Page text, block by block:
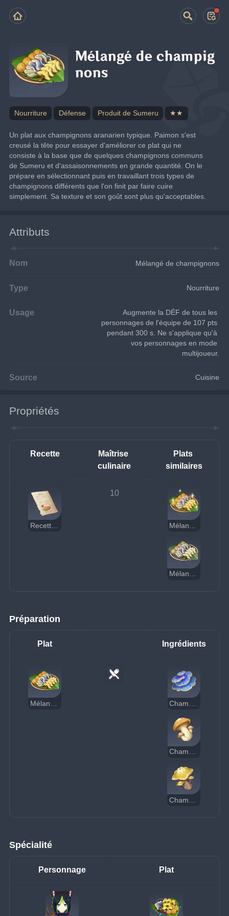
Mélangé de champig
nons
Nourriture Défense Produit de Sumeru ★★
Un plat aux champignons aranarien typique. Paimon s'est
creusé la tête pour essayer d'améliorer ce plat qui ne
consiste à la base que de quelques champignons communs
de Sumeru et d'assaisonnements en grande quantité. On le
prépare en sélectionnant puis en travaillant trois types de
champignons différents que l'on finit par faire cuire
simplement. Sa texture et son goût sont plus qu'acceptables.
Attributs
Nom Mélangé de champignons
Type Nourriture
Usage
Augmente la DÉF de tous les
personnages de l'équipe de 107 pts
pendant 300 s. Ne s'applique qu'à
vos personnages en mode
multijoueur.
Source Cuisine
Propriétés
Recette
Maîtrise
culinaire
Plats
similaires
Recette : Mélangé de champignons
10
Mélangé de champignons (suspect)
Préparation
Plat Ingrédients
Champignon
Spécialité
Personnage Plat